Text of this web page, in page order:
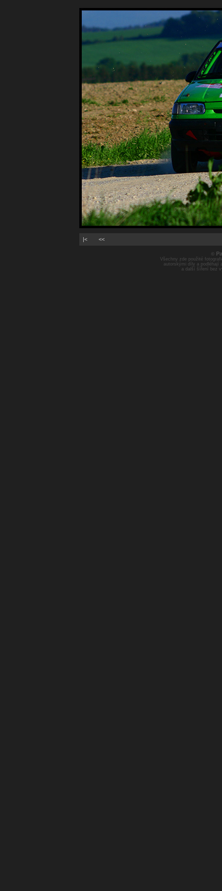
|< <<
©
Všechny zde použité
autorskými díly a podléhají
a další šíření bez